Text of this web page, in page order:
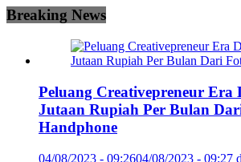
Breaking News
Peluang Creativepreneur Era
Jutaan Rupiah Per Bulan
Handphone
04/08/2023 - 09:2604/08/2023 - 09:27